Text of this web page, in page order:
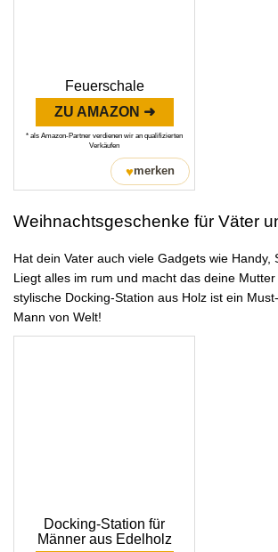
Feuerschale
ZU AMAZON ➜
* als Amazon-Partner verdienen wir an qualifizierten
Verkäufen
♥merken
Weihnachtsgeschenke für Väter
Hat dein Vater auch viele Gadgets wie Handy,
Liegt alles im rum und macht das deine
stylische Docking-Station aus Holz ist ein
Mann von Welt!
Docking-Station für
Männer aus Edelholz